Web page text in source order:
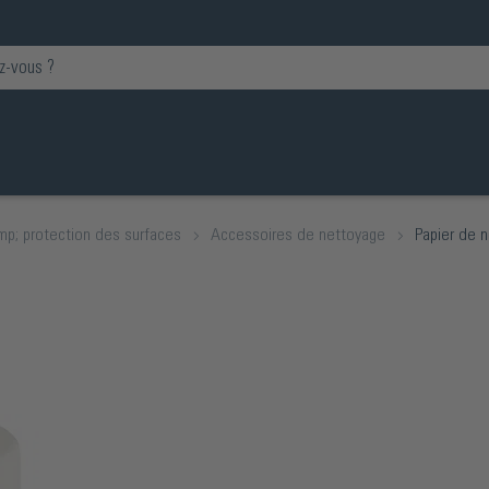
protection des surfaces Accessoires de nettoyage Papier de